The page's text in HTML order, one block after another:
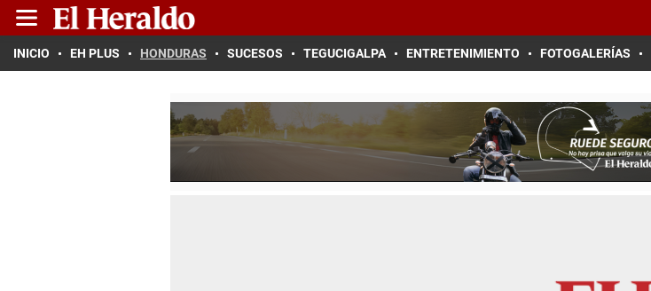
INICIO EH PLUS HONDURAS SUCESOS TEGUCIGALPA ENTRETENIMIENTO FOTOGALERÍAS